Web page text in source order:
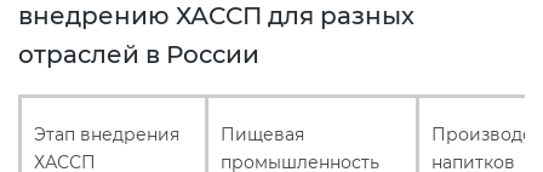
внедрению ХАССП для разных
отраслей в России
Этап внедрения
ХАССП
Пищевая
промышленность
напитков